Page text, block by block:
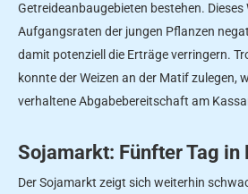
Getreideanbaugebieten bestehen.
Aufgangsraten der jungen Pflanzen
damit potenziell die Erträge verringern.
konnte der Weizen an der Matif zulegen,
verhaltene Abgabebereitschaft am
Sojamarkt: Fünfter Tag in
Der Sojamarkt zeigt sich weiterhin